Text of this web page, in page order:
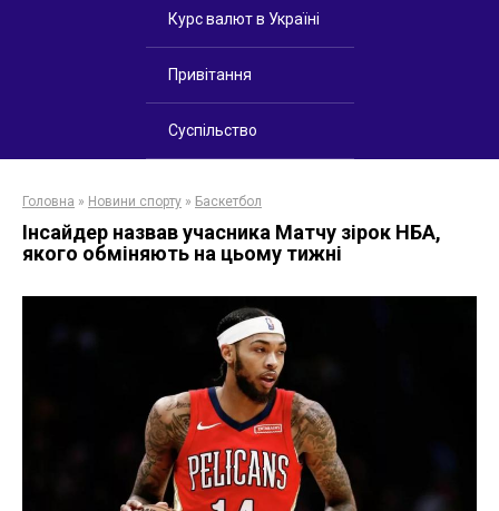
Курс валют в Україні
Привітання
Суспільство
Головна » Новини спорту » Баскетбол
Інсайдер назвав учасника Матчу зірок НБА,
якого обміняють на цьому тижні